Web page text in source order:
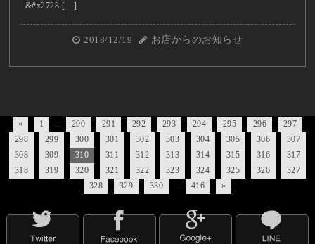
&#x2728 […]
2018/12/19 お店からのお知らせ
« 1 … 290 291 292 293 294 295 296
297
298
299 300 301 302 303 304 305 306
307
308
309 310 311 312 313 314 315 316
317
318
319 320 321 322 323 324 325 326
327
328
329 330 … 416 »